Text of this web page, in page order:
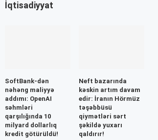
İqtisadiyyat
SoftBank-dən
nəhəng maliyyə
addımı: OpenAI
səhmləri
qarşılığında 10
milyard dollarlıq
kredit götürüldü!
Neft bazarında
kəskin artım davam
edir: İranın Hörmüz
təşəbbüsü
qiymətləri sərt
şəkildə yuxarı
qaldırır!